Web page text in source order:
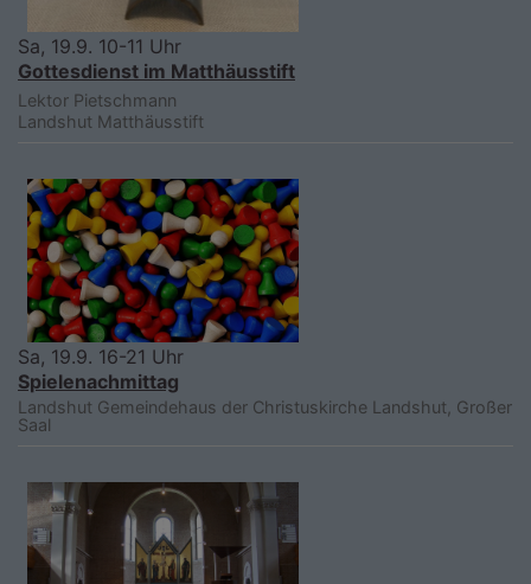
Sa, 19.9. 10-11 Uhr
Gottesdienst im Matthäusstift
Lektor Pietschmann
Landshut Matthäusstift
Sa, 19.9. 16-21 Uhr
Spielenachmittag
Landshut Gemeindehaus der Christuskirche Landshut, Großer
Saal